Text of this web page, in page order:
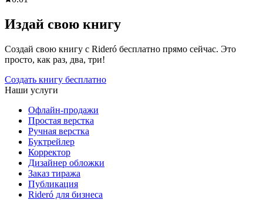
Издай свою книгу
Создай свою книгу с Rideró бесплатно прямо сейчас. Это
просто, как раз, два, три!
Создать книгу бесплатно
Наши услуги
Офлайн-продажи
Простая верстка
Ручная верстка
Буктрейлер
Корректор
Дизайнер обложки
Заказ тиража
Публикация
Rideró для бизнеса